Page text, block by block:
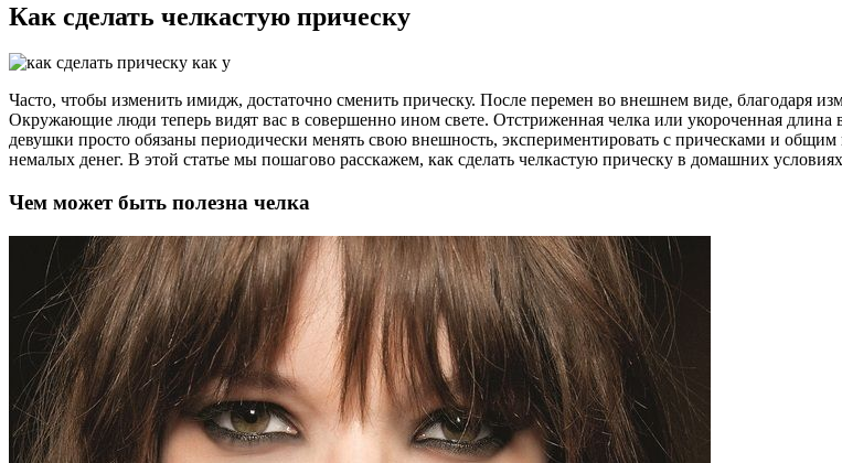
Как сделать челкастую прическу
Часто, чтобы изменить имидж, достаточно сменить прическу. После перемен во внешнем виде, благодаря
Окружающие люди теперь видят вас в совершенно ином свете. Отстриженная челка или укороченная длина
девушки просто обязаны периодически менять свою внешность, экспериментировать с прическами и
немалых денег. В этой статье мы пошагово расскажем, как сделать челкастую прическу в домашних
Чем может быть полезна челка